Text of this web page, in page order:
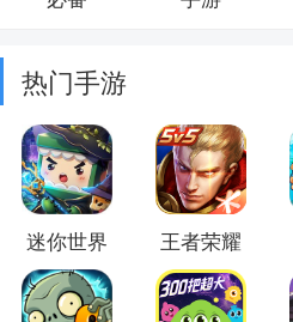
热门手游
迷你世界 王者荣耀